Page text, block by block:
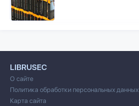
LIBRUSEC
О сайте
Политика обработки персональных данных
Карта сайта